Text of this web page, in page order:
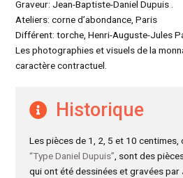
Graveur: Jean-Baptiste-Daniel Dupuis .
Ateliers: corne d’abondance, Paris
Différent: torche, Henri-Auguste-Jules
Les photographies et visuels de la
caractère contractuel.
Historique
Les pièces de 1, 2, 5 et 10 centimes,
“Type Daniel Dupuis” , sont des
qui ont été dessinées et gravées par